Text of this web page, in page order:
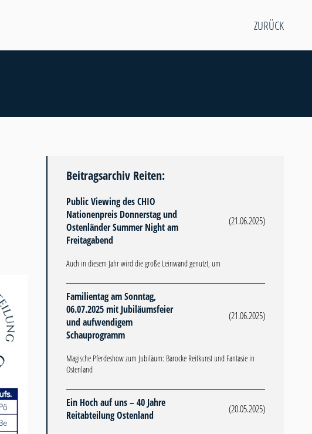
ZURÜCK
Beitragsarchiv Reiten:
Public Viewing des CHIO
Nationenpreis Donnerstag und
Ostenländer Summer Night am
Freitagabend
(21.06.2025)
Auch in diesem Jahr wird die große Leinwand genutzt, um
Familientag am Sonntag,
06.07.2025 mit Jubiläumsfeier
und aufwendigem
Schauprogramm
(21.06.2025)
Magische Pferdeshow zum Jubiläum: Barocke Reitkunst und Fantasie in
Ostenland
Ein Hoch auf uns – 40 Jahre
Reitabteilung Ostenland
(20.05.2025)